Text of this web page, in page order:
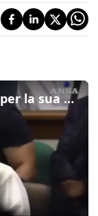
Filippine, Duterte non si scusa per la sua sanguinosa guerra alla droga